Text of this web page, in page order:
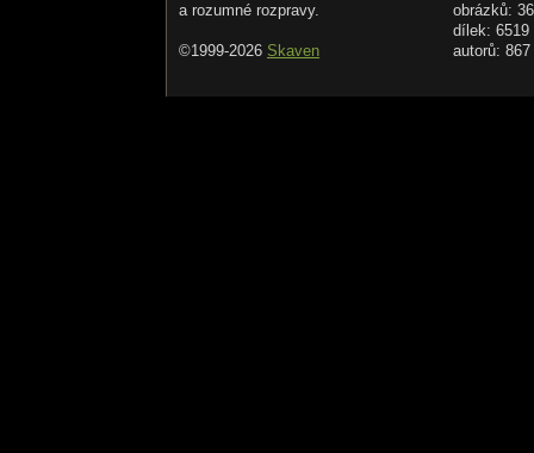
a rozumné rozpravy.
©1999-2026 Skaven
obrázků:
dílek: 6519
autorů: 867